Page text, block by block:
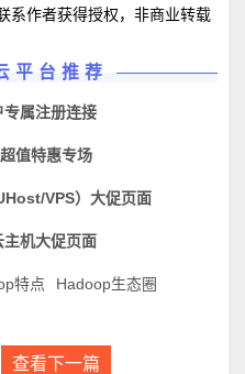
系作者获得授权，非商业转载
台推荐
属注册连接
值特惠专场
VPS）大促页面
机大促页面
特点
Hadoop生态圈
查看下一篇